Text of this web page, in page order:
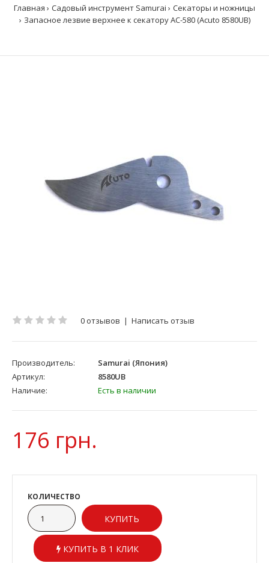
Главная Садовый инструмент Samurai
Секаторы и ножницы
Запасное лезвие верхнее к секатору AC-580 (Acuto 8580UB)
0 отзывов | Написать отзыв
Производитель:
Samurai (Япония)
Артикул:
8580UB
Наличие:
Есть в наличии
176 грн.
КОЛИЧЕСТВО
КУПИТЬ В 1 КЛИК